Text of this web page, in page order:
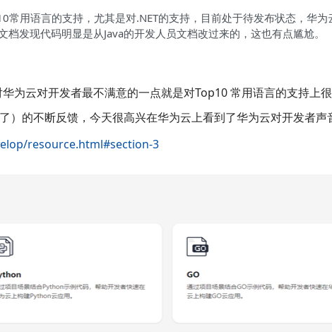
用语言的支持，尤其是对.NET的支持，目前处于待发布状态，华为
发现代码明显是从Java的开发人员文档改过来的，这也有点尴尬。
为云对开发者最不满意的一点就是对Top10 常用语言的支持上
）的不断反馈，今天很高兴在华为云上看到了华为云对开发者声
resource.html#section-3